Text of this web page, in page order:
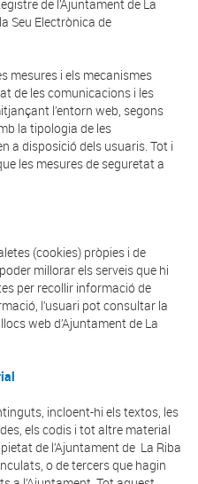
de l’Ajuntament de La
Seu Electrònica de
mesures i els mecanismes
de les comunicacions i les
l’entorn web, segons
la tipologia de les
a disposició dels usuaris. Tot i
les mesures de seguretat a
(cookies) pròpies i de
millorar els serveis que hi
per recollir informació de
l’usuari pot consultar la
web d’Ajuntament de La
incloent-hi els textos, les
els codis i tot altre material
de l’Ajuntament de La Riba
o de tercers que hagin